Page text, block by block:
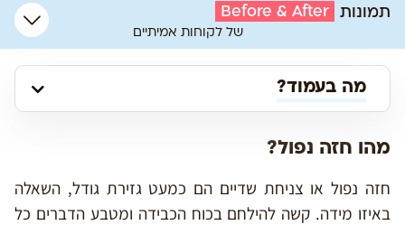
תמונות Before & After
של לקוחות אמיתיים
מה בעמוד?
מהו חזה נפול?
חזה נפול או צניחת שדיים הם כמעט גזירת גודל, השאלה
באיזו מידה. קשה להילחם בכוח הכבידה ומטבע הדברים כל